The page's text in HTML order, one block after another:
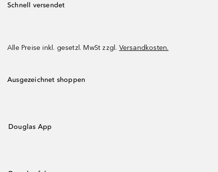
Schnell versendet
Alle Preise inkl. gesetzl. MwSt zzgl. Versandkosten.
Ausgezeichnet shoppen
Douglas App